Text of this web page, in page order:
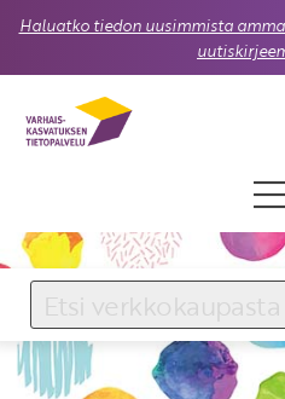
Haluatko tiedon uusimmista
KIRJAUDU SISÄÄN
Käyttäjätunnus